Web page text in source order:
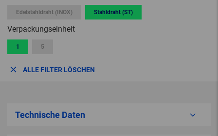
Edelstahldraht (INOX) Stahldraht (ST)
Verpackungseinheit
1 5
ALLE FILTER LÖSCHEN
Technische Daten